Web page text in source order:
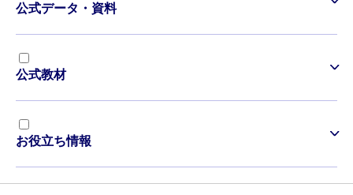
公式データ・資料
公式教材
お役立ち情報